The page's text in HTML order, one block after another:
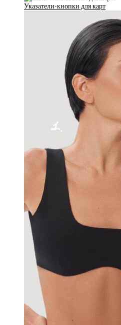
Указатели-кнопки для карт